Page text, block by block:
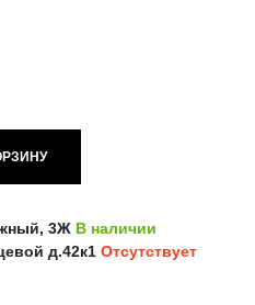
3Ж В наличии
д.42к1 Отсутствует